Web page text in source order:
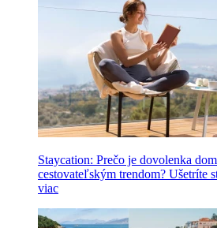
Staycation: Prečo je dovolenka
cestovateľským trendom? Ušetríte
viac